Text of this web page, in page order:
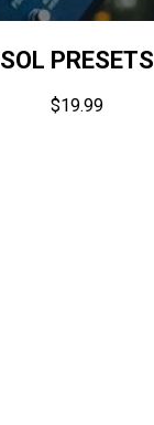
SOL PRESETS
$19.99